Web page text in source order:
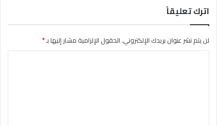
اترك تعليقاً
لن يتم نشر عنوان بريدك الإلكتروني.الحقول الإلزامية مشار إليها بـ*